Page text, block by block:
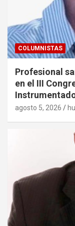
COLUMNISTAS
Profesional
en el III
agosto 5, 2026